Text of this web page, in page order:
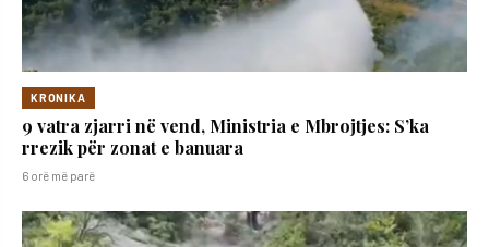
KRONIKA
9 vatra zjarri në vend, Ministria e Mbrojtjes: S’ka
rrezik për zonat e banuara
6 orë më parë